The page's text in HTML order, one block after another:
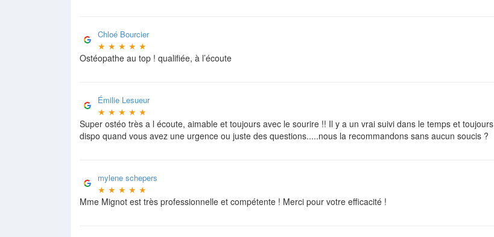
Chloé Bourcier
★ ★ ★ ★ ★
Ostéopathe au top ! qualifiée, à l’écoute
Émilie Lesueur
★ ★ ★ ★ ★
Super ostéo très a l écoute, aimable et toujours avec le sourire !! Il y a un vrai suivi dans le temps et toujours
dispo quand vous avez une urgence ou juste des questions.....nous la recommandons sans aucun soucis ?
mylene schepers
★ ★ ★ ★ ★
Mme Mignot est très professionnelle et compétente ! Merci pour votre efficacité !